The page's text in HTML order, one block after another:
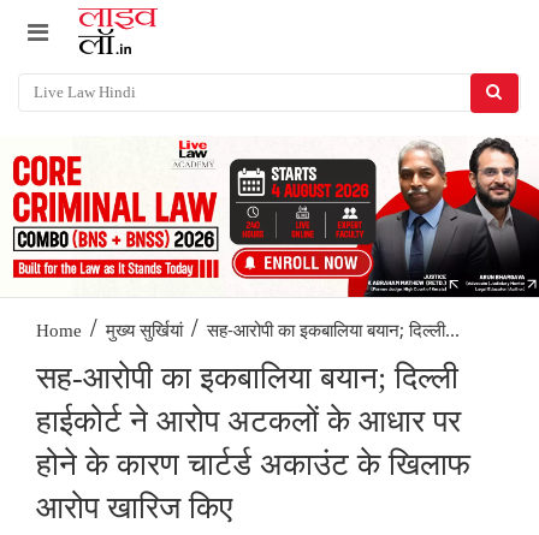
Home / मुख्य सुर्खियां / सह-आरोपी का इकबालिया बयान; दिल्ली...
सह-आरोपी का इकबालिया बयान; दिल्ली
हाईकोर्ट ने आरोप अटकलों के आधार पर
होने के कारण चार्टर्ड अकाउंट के खिलाफ
आरोप खारिज किए